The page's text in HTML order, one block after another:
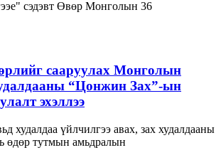
сэдэвт Өвөр Монголын 36
сааруулах Монголын
“Цонжин Зах”-ын
эхэллээ
худалдаа үйлчилгээ авах, зах худалдааны
өдөр тутмын амьдралын